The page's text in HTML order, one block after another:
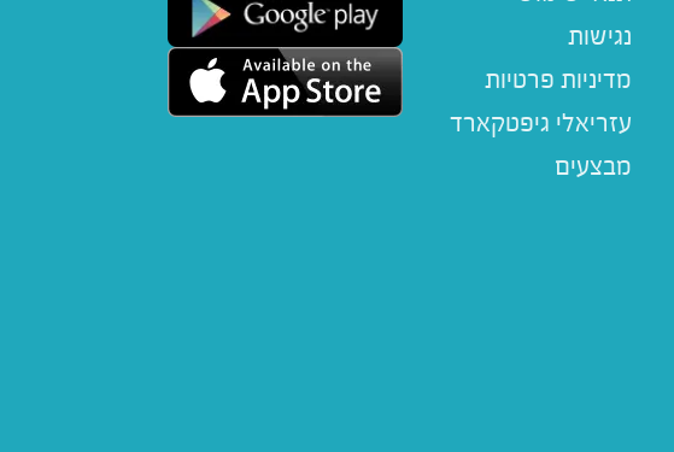
נגישות
מדיניות פרטיות
עזריאלי גיפטקארד
מבצעים